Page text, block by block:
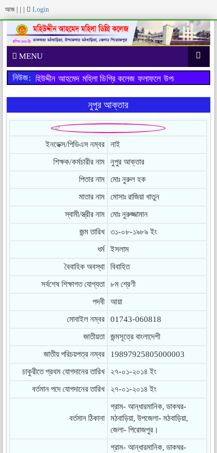
আজ Login
MENU
নিউজ:মহিউদ্দীন আহমেদ মহিলা ডিগ্রি কলেজ ফলাফলে উপজেলায় ১ম
নুপুর আক্তার
ইনডেক্স/পিডিএস নম্বর
নাই
শিক্ষক/কর্মচারীর নাম
নুপুর আক্তার
পিতার নাম
মোঃ নুরুল হক
মাতার নাম
মোসাঃ রাজিয়া খাতুন
স্বামী/স্ত্রীর নাম
মোঃ নুরুজ্জামান
জন্ম তারিখ
৩১-০৮-১৯৮৯ ইং
ধর্ম
ইসলাম
বৈবাহিক অবস্থা
বিবাহিত
সর্বশেষ শিক্ষাগত যোগ্যতা
৮ম শ্রেণী
পদবী
আয়া
মোবাইল নম্বর
01743-060818
জাতীয়তা
জন্মসূত্রে বাংলাদেশী
জাতীয় পরিচয়পত্র নম্বর
19897925805000003
চাকুরীতে প্রথম যোগদানের তারিখ
২৭-০১-২০১৪ ইং
বর্তমান পদে যোগদানের তারিখ
২৭-০১-২০১৪ ইং
বর্তমান ঠিকানা
গ্রাম- আন্ধারমানিক, ডাকঘর-
মঠবাড়িয়া, উপজেলা- মঠবাড়িয়া,
জেলা- পিরোজপুর।
গ্রাম- আন্ধারমানিক, ডাকঘর-